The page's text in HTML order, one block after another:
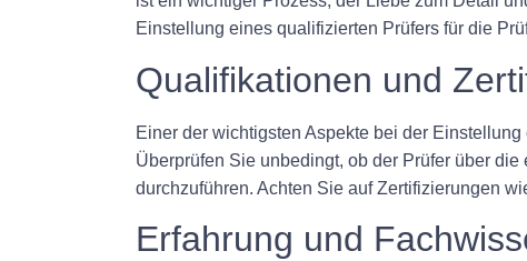
Einstellung eines qualifizierten Prüfers für die
Qualifikationen und
Einer der wichtigsten Aspekte bei der
Überprüfen Sie unbedingt, ob der Prüfer über
durchzuführen. Achten Sie auf Zertifizierungen
Erfahrung und